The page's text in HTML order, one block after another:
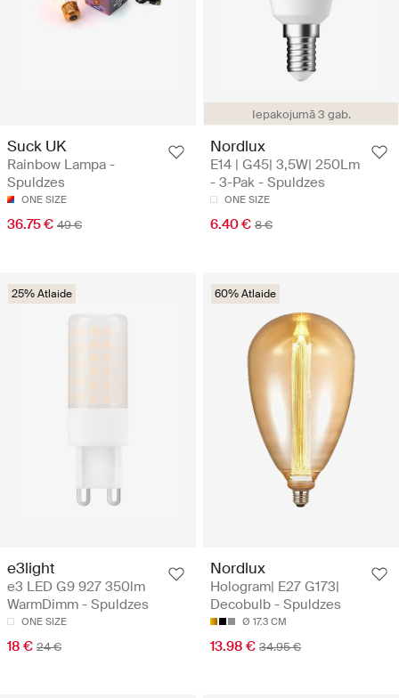
Suck UK
Rainbow Lampa -
Spuldzes
ONE SIZE
36.75 € 49 €
Iepakojumā 3 gab.
Nordlux
E14 | G45| 3,5W| 250Lm
- 3-Pak - Spuldzes
ONE SIZE
6.40 € 8 €
25% Atlaide
e3light
e3 LED G9 927 350lm
WarmDimm - Spuldzes
ONE SIZE
18 € 24 €
60% Atlaide
Nordlux
Hologram| E27 G173|
Decobulb - Spuldzes
Ø 17.3 CM
13.98 € 34.95 €